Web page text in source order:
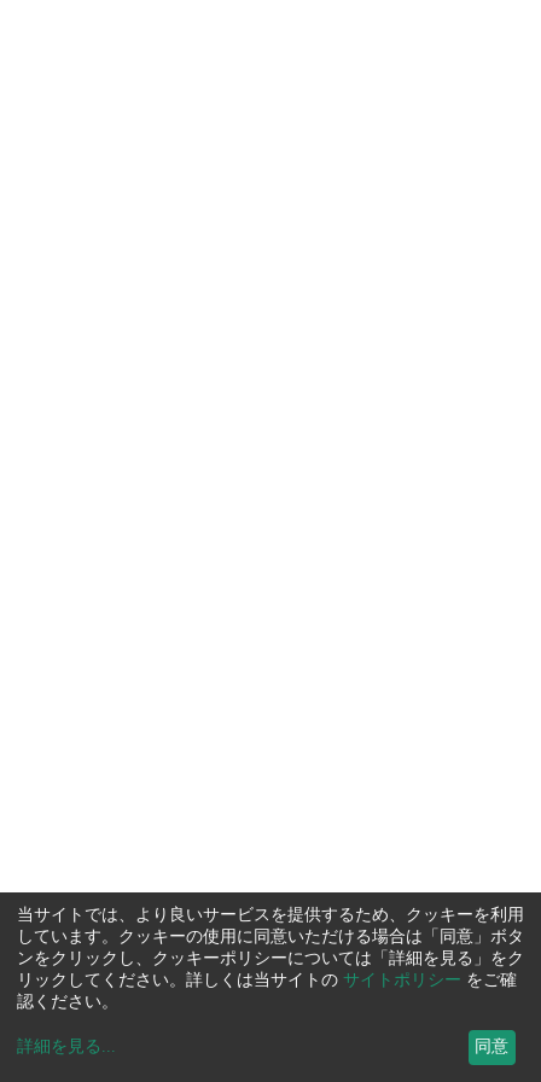
当サイトでは、より良いサービスを提供するため、クッキーを利用
しています。クッキーの使用に同意いただける場合は「同意」ボタ
ンをクリックし、クッキーポリシーについては「詳細を見る」をク
リックしてください。詳しくは当サイトの サイトポリシー をご確
認ください。
詳細を見る ... 同意